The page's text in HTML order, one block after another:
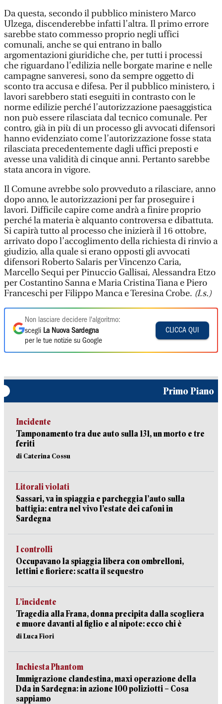
Da questa, secondo il pubblico ministero Marco
Ulzega, discenderebbe infatti l’altra. Il primo errore
sarebbe stato commesso proprio negli uffici
comunali, anche se qui entrano in ballo
argomentazioni giuridiche che, per tutti i processi
che riguardano l’edilizia nelle borgate marine e nelle
campagne sanveresi, sono da sempre oggetto di
sconto tra accusa e difesa. Per il pubblico ministero, i
lavori sarebbero stati eseguiti in contrasto con le
norme edilizie perché l’autorizzazione paesaggistica
non può essere rilasciata dal tecnico comunale. Per
contro, già in più di un processo gli avvocati difensori
hanno evidenziato come l’autorizzazione fosse stata
rilasciata precedentemente dagli uffici preposti e
avesse una validità di cinque anni. Pertanto sarebbe
stata ancora in vigore.
Il Comune avrebbe solo provveduto a rilasciare, anno
dopo anno, le autorizzazioni per far proseguire i
lavori. Difficile capire come andrà a finire proprio
perché la materia è alquanto controversa e dibattuta.
Si capirà tutto al processo che inizierà il 16 ottobre,
arrivato dopo l’accoglimento della richiesta di rinvio a
giudizio, alla quale si erano opposti gli avvocati
difensori Roberto Salaris per Vincenzo Caria,
Marcello Sequi per Pinuccio Gallisai, Alessandra Etzo
per Costantino Sanna e Maria Cristina Tiana e Piero
Franceschi per Filippo Manca e Teresina Crobe. (l.s.)
Non lasciare decidere l'algoritmo:
scegli La Nuova Sardegna
per le tue notizie su Google
CLICCA QUI
Primo Piano
Incidente
Tamponamento tra due auto sulla 131, un morto e tre
feriti
di Caterina Cossu
Litorali violati
Sassari, va in spiaggia e parcheggia l’auto sulla
battigia: entra nel vivo l’estate dei cafoni in
Sardegna
I controlli
Occupavano la spiaggia libera con ombrelloni,
lettini e fioriere: scatta il sequestro
L’incidente
Tragedia alla Frana, donna precipita dalla scogliera
e muore davanti al figlio e al nipote: ecco chi è
di Luca Fiori
Inchiesta Phantom
Immigrazione clandestina, maxi operazione della
Dda in Sardegna: in azione 100 poliziotti – Cosa
sappiamo